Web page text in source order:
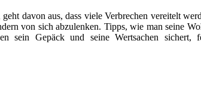
davon aus, dass viele Verbrechen vereitelt
von sich abzulenken. Tipps, wie man seine
Gepäck und seine Wertsachen sichert,